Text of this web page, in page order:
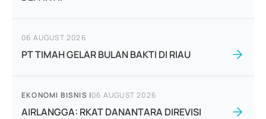
06 AUGUST 2026
PT TIMAH GELAR BULAN BAKTI DI RIAU
EKONOMI BISNIS |06 AUGUST 2026
AIRLANGGA: RKAT DANANTARA DIREVISI